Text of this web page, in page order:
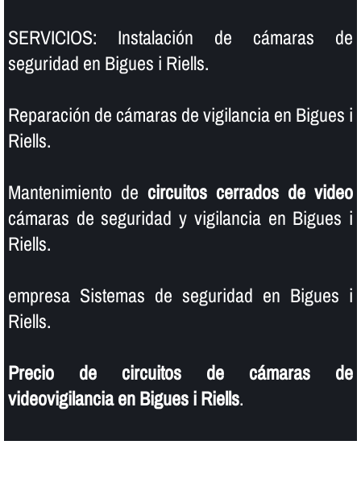
SERVICIOS: Instalación de cámaras de
seguridad en Bigues i Riells.
Reparación de cámaras de vigilancia en Bigues i
Riells.
Mantenimiento de circuitos cerrados de video
cámaras de seguridad y vigilancia en Bigues i
Riells.
empresa Sistemas de seguridad en Bigues i
Riells.
Precio de circuitos de cámaras de
videovigilancia en Bigues i Riells.